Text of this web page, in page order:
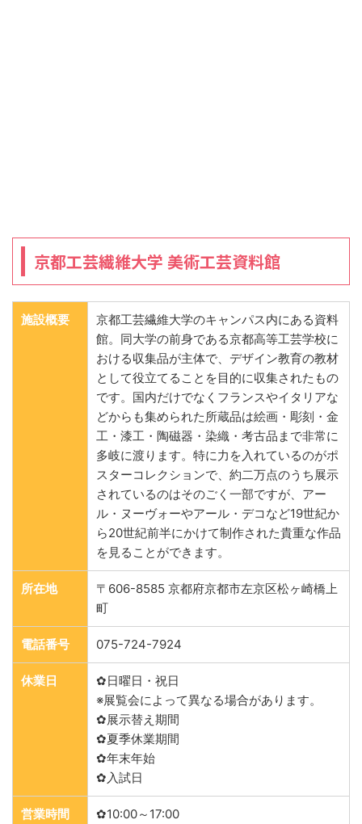
京都工芸繊維大学 美術工芸資料館
施設概要
京都工芸繊維大学のキャンパス内にある資料
館。同大学の前身である京都高等工芸学校に
おける収集品が主体で、デザイン教育の教材
として役立てることを目的に収集されたもの
です。国内だけでなくフランスやイタリアな
どからも集められた所蔵品は絵画・彫刻・金
工・漆工・陶磁器・染織・考古品まで非常に
多岐に渡ります。特に力を入れているのがポ
スターコレクションで、約二万点のうち展示
されているのはそのごく一部ですが、アー
ル・ヌーヴォーやアール・デコなど19世紀か
ら20世紀前半にかけて制作された貴重な作品
を見ることができます。
所在地
〒606-8585 京都府京都市左京区松ヶ崎橋上
町
電話番号 075-724-7924
休業日
✿日曜日・祝日
※展覧会によって異なる場合があります。
✿展示替え期間
✿夏季休業期間
✿年末年始
✿入試日
営業時間
✿10:00～17:00